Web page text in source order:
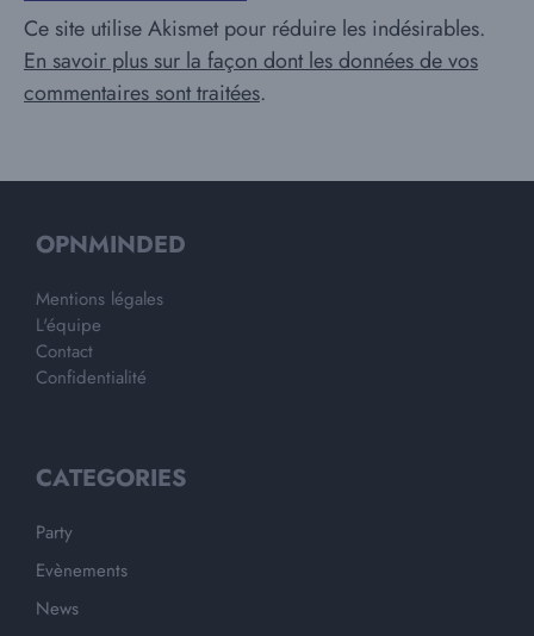
Ce site utilise Akismet pour réduire les indésirables.
En savoir plus sur la façon dont les données de vos
commentaires sont traitées.
OPNMINDED
Mentions légales
L'équipe
Contact
Confidentialité
CATEGORIES
Party
Evènements
News